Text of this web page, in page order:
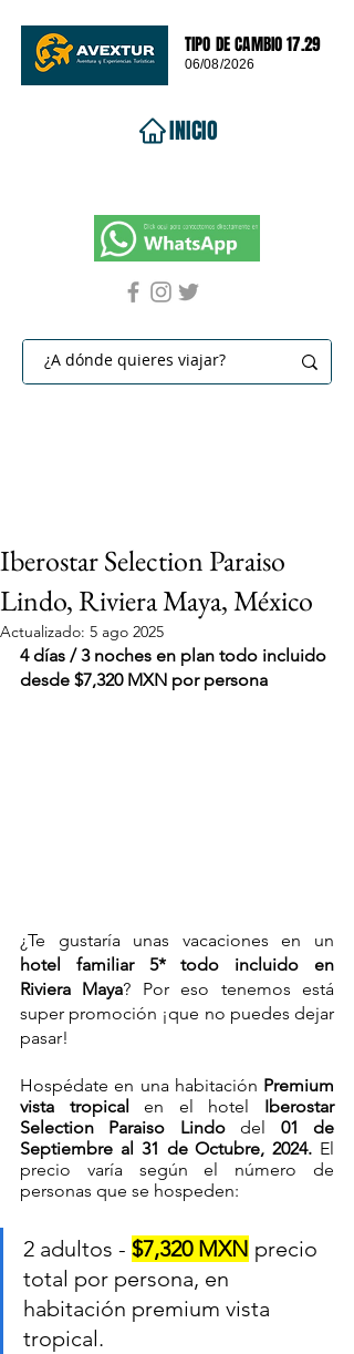
TIPO DE CAMBIO 17.29
06/08/2026
INICIO
VIAJES 2027
Iberostar Selection Paraiso
Lindo, Riviera Maya, México
Actualizado: 5 ago 2025
4 días / 3 noches en plan todo incluido
desde $7,320 MXN por persona
hotel familiar 5* todo incluido en
Riviera Maya? Por eso tenemos está
super promoción ¡que no puedes dejar
pasar!
Hospédate en una habitación Premium
vista tropical en el hotel Iberostar
Selection Paraiso Lindo del 01 de
Septiembre al 31 de Octubre, 2024. El
precio varía según el número de
personas que se hospeden:
2 adultos - $7,320 MXN precio
total por persona, en
habitación premium vista
tropical.